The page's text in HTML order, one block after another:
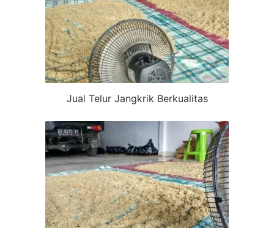
Jual Telur Jangkrik Berkualitas